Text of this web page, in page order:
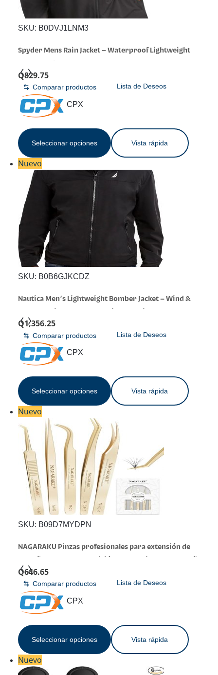
Comparar productos Lista de Deseos
SKU: B0DVJ1LNM3
Spyder Mens Rain Jacket – Waterproof Lightweight
Packable Everyday Layer for Hiking, Travel, Commutes,
Errands, and Cool-Weather Days
Q829.75
CPX
Seleccionar opciones Vista rápida
Nuevo
Comparar productos Lista de Deseos
SKU: B0B6GJKCDZ
Nautica Men’s Lightweight Bomber Jacket – Wind &
Q1,356.25
CPX
Seleccionar opciones Vista rápida
Nuevo
Comparar productos Lista de Deseos
SKU: B09D7MYDPN
NAGARAKU Pinzas profesionales para extensión de
de acero inoxidable rectas y curvadas para uso
individual y con volumen para uso en salones, juego |
Gold Stainless Steel, Precision Tip Straight Curved 5 Pcs
Tweezers For Lash Isolation & Volume Fans Making
Q646.65
CPX
Seleccionar opciones Vista rápida
Nuevo